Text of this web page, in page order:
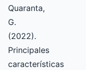
Quaranta,
G.
(2022).
Principales
características